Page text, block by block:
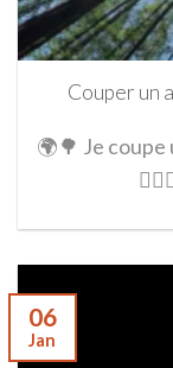
Couper un
🌍🌳 Je coupe
06
Jan